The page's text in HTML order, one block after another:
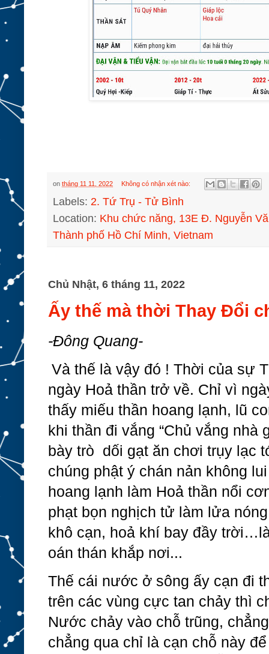
on tháng 11 11, 2022 Không có nhận xét nào:
Labels: 2. Tứ Trụ - Tử Bình
Location: Khu chức năng, 13E Đ. Nguyễn
Thành phố Hồ Chí Minh, Vietnam
Chủ Nhật, 6 tháng 11, 2022
Ấy thế mà thời Thay Đổi
-Đông Quang-
Và thế là vậy đó ! Thời của sự
ngày Hoả thần trở về. Chỉ vì
thấy miếu thần hoang lạnh, lũ
khi thần đi vắng “Chủ vắng nhà
bày trò  dối gạt ăn chơi trụy lạc
chúng phật ý chán nản không
hoang lạnh làm Hoả thần nổi
phạt bọn nghịch tử làm lửa
khô cạn, hoả khí bay đầy
oán thán khắp nơi...
Thế cái nước ở sông ấy cạn đi
trên các vùng cực tan chảy thì
Nước chảy vào chỗ trũng,
chẳng qua chỉ là cạn chỗ này